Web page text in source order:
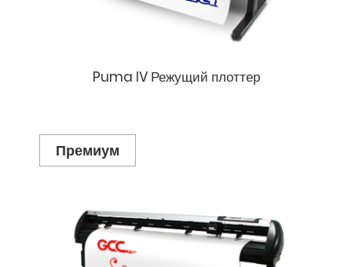
Puma IV Режущий плоттер
Премиум